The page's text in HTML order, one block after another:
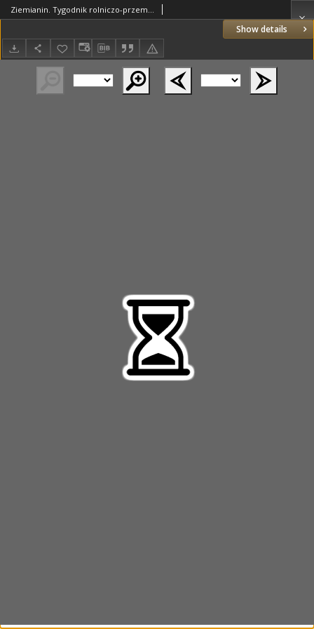
Show details
Ziemianin. Tygodnik rolniczo-przemysłowy 1865.12.30 Nr52